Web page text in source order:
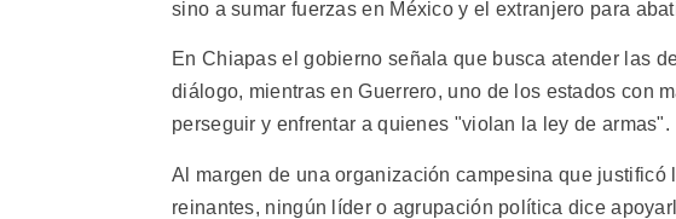
sino a sumar fuerzas en México y el extranjero para
En Chiapas el gobierno señala que busca atender las
diálogo, mientras en Guerrero, uno de los estados con
perseguir y enfrentar a quienes "violan la ley de armas".
Al margen de una organización campesina que
reinantes, ningún líder o agrupación política dice